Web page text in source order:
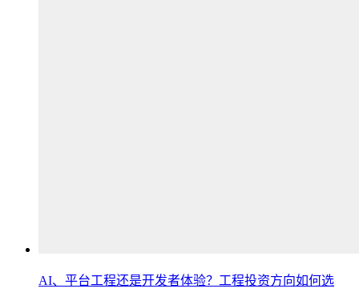
AI、平台工程还是开发者体验？工程投资方向如何选